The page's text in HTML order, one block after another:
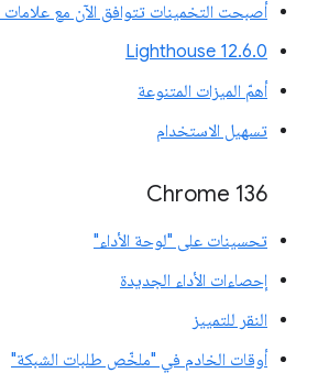
أصبحت التخمينات تتوافق الآن مع علامات
‫Lighthouse 12.6.0
أهمّ الميزات المتنوعة
تسهيل الاستخدام
Chrome 136
تحسينات على "لوحة الأداء"
إحصاءات الأداء الجديدة
النقر للتمييز
أوقات الخادم في "ملخّص طلبات الشبكة"